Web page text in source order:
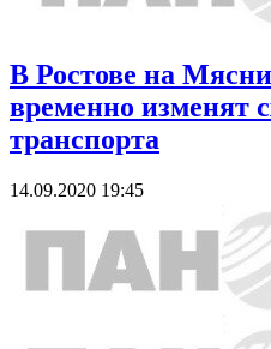
В Ростове на
временно изменят
транспорта
14.09.2020 19:45